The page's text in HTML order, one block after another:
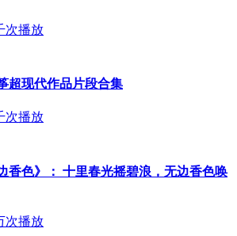
次播放
超现代作品片段合集
次播放
香色》： 十里春光摇碧浪，无边香色唤
次播放